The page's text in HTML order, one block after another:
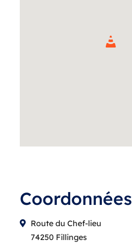
Coordonnées
Route du Chef-lieu
74250 Fillinges